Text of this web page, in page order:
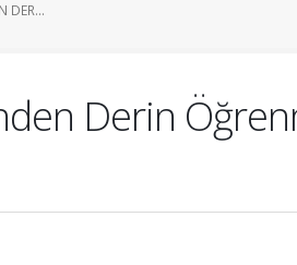
DER...
Derin